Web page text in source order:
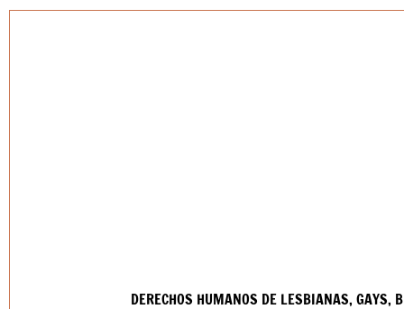
DERECHOS HUMANOS DE LESBIANAS, GAYS,